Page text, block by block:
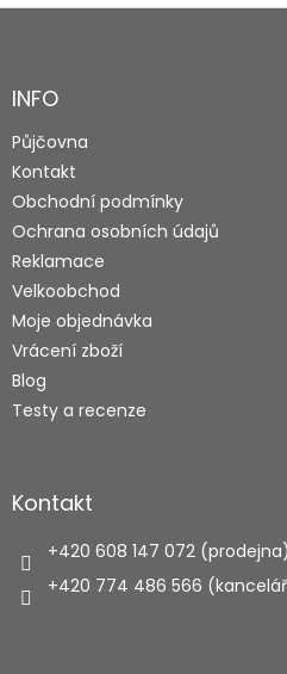
Z
aINFO
Půjčovna
Kontakt
Obchodní podmínky
Ochrana osobních údajů
Reklamace
Velkoobchod
Moje objednávka
Vrácení zboží
Blog
Testy a recenze
Kontakt
+420 608 147 072 (prodejna)
+420 774 486 566